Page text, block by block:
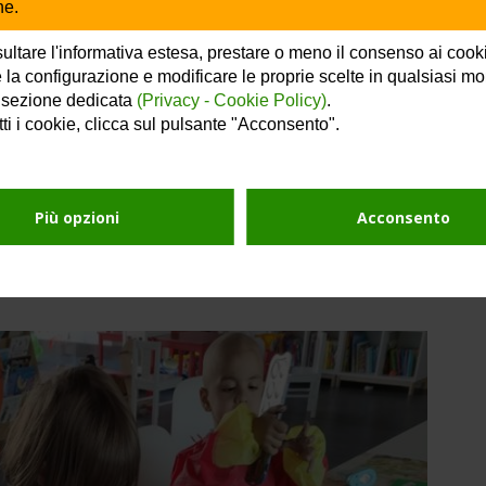
per dare ai bambini la possibilità di giocare
grazie all’offerta di attività in funzione dell’età e
l’acquisto degli arredi e dei giochi, per minori
e interessi completamente differenti in funzione
di alcune attrezzature per la riabilitazione
verde di proprietà della Casa, recintata e
l'informativa estesa, prestare o meno il consenso ai
la configurazione e modificare le proprie scelte in qualsiasi
dedicata (Privacy - Cookie Policy).
i cookie, clicca sul pulsante "Acconsento".
Più opzioni Acconsento